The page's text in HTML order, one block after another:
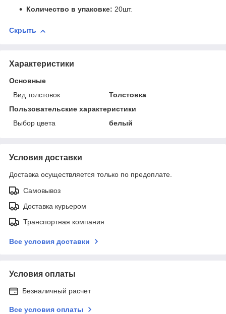
Количество в упаковке: 20шт.
Скрыть
Характеристики
Основные
Вид толстовок
Толстовка
Пользовательские характеристики
Выбор цвета
белый
Условия доставки
Доставка осуществляется только по предоплате.
Самовывоз
Доставка курьером
Транспортная компания
Все условия доставки
Условия оплаты
Безналичный расчет
Все условия оплаты